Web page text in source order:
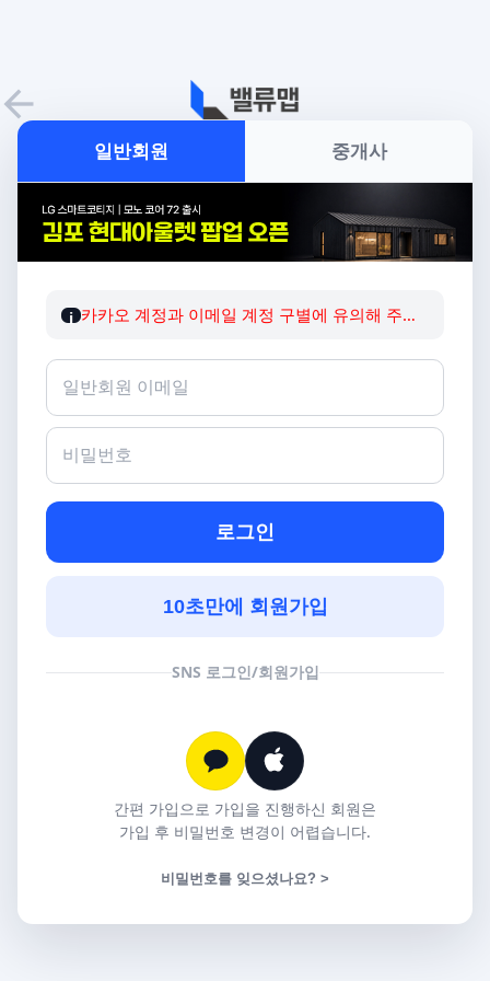
일반회원 중개사
i 카카오 계정과 이메일 계정 구별에 유의해 주세요
로그인
10초만에 회원가입
SNS 로그인/회원가입
간편 가입으로 가입을 진행하신 회원은
가입 후 비밀번호 변경이 어렵습니다.
비밀번호를 잊으셨나요? >